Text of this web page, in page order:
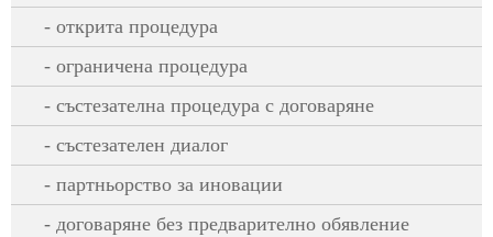
открита процедура
ограничена процедура
състезателна процедура с договаряне
състезателен диалог
партньорство за иновации
договаряне без предварително обявление